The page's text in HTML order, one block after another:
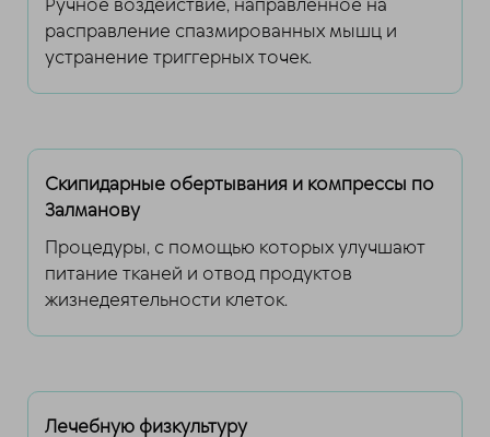
Ручное воздействие, направленное на
расправление спазмированных мышц и
устранение триггерных точек.
Скипидарные обертывания и компрессы по
Залманову
Процедуры, с помощью которых улучшают
питание тканей и отвод продуктов
жизнедеятельности клеток.
Лечебную физкультуру